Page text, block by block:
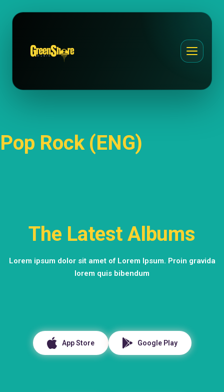
Pop Rock (ENG)
The Latest Albums
Lorem ipsum dolor sit amet of Lorem Ipsum. Proin gravida
lorem quis bibendum
App Store Google Play